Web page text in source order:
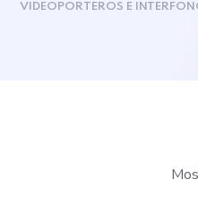
VIDEOPORTEROS E